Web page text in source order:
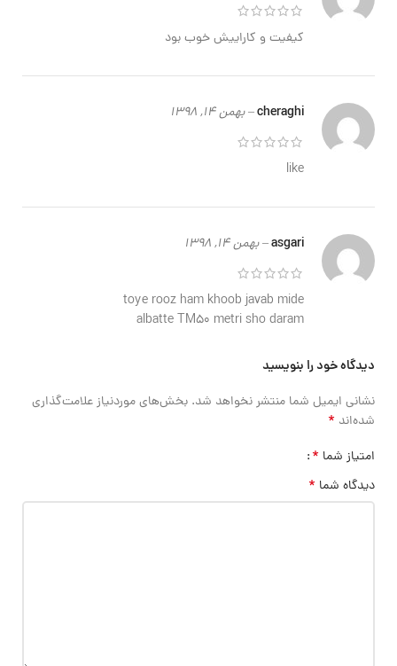
کیفیت و کاراییش خوب بود
cheraghi
–بهمن 14, 1398
like
asgari
–بهمن 14, 1398
toye rooz ham khoob javab mide
albatte TM50 metri sho daram
دیدگاه خود را بنویسید
نشانی ایمیل شما منتشر نخواهد شد. بخش‌های موردنیاز علامت‌گذاری
شده‌اند *
امتیاز شما *
دیدگاه شما *